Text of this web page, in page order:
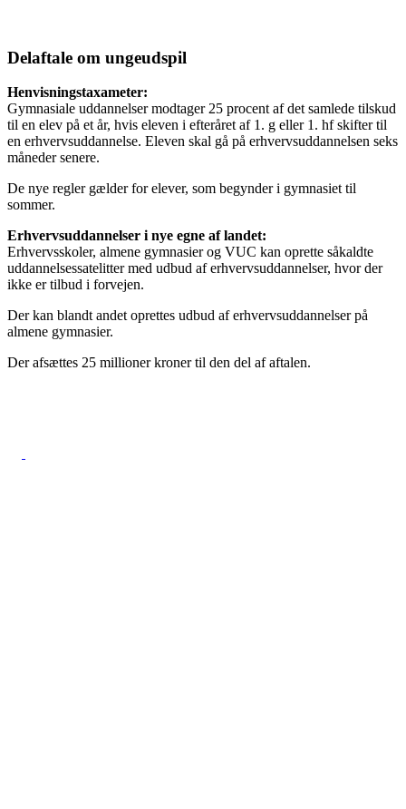
Delaftale om ungeudspil
Henvisningstaxameter:
Gymnasiale uddannelser modtager 25 procent af det samlede tilskud
til en elev på et år, hvis eleven i efteråret af 1. g eller 1. hf skifter til
en erhvervsuddannelse. Eleven skal gå på erhvervsuddannelsen seks
måneder senere.
De nye regler gælder for elever, som begynder i gymnasiet til
sommer.
Erhvervsuddannelser i nye egne af landet:
Erhvervsskoler, almene gymnasier og VUC kan oprette såkaldte
uddannelsessatelitter med udbud af erhvervsuddannelser, hvor der
ikke er tilbud i forvejen.
Der kan blandt andet oprettes udbud af erhvervsuddannelser på
almene gymnasier.
Der afsættes 25 millioner kroner til den del af aftalen.